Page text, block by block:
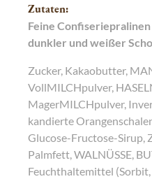
Zutaten:
Feine
dunkler und weißer
Zucker, Kakaobutter,
VollMILCHpulver,
MagerMILCHpulver,
kandierte
Glucose-Fructose-Sirup,
Palmfett, WALNÜSSE,
Feuchthaltemittel